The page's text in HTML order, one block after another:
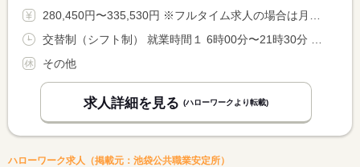
280,450円〜335,530円 ※フルタイム求人の場合は月額（換算額）、パート求人の場合は時間額を表示しています。
その他
求人詳細を見る (ハローワークより転載)
ハローワーク求人（掲載元：池袋公共職業安定所）